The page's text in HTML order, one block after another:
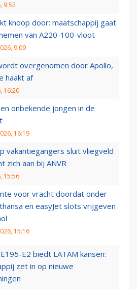
9:52
knoop door: maatschappij gaat
van A220-100-vloot
9:09
overgenomen door Apollo,
haakt af
16:20
onbekende jongen in de
16:19
vakantiegangers sluit vliegveld
zich aan bij ANVR
15:56
voor vracht doordat onder
en easyJet slots vrijgeven
15:16
E2 biedt LATAM kansen:
zet in op nieuwe